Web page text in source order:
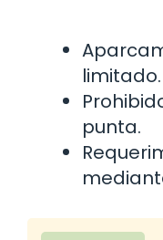
limitado.
punta.